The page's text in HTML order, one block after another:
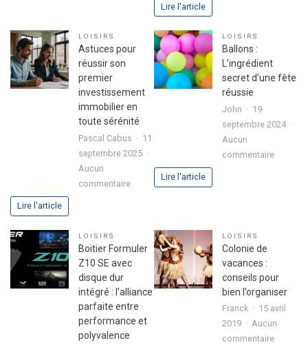
exprimer
passion
lettre
de
motivation
avec
chicken
Lire l'article
LOISIRS
Astuces pour
réussir son
premier
investissement
immobilier en
toute sérénité
Pascal Cabus
11
septembre 2025
Aucun
commentairesur
réussir
son
premier
investissement
immobilier
en
toute
Lire l'article
LOISIRS
Ballons :
L’ingrédient
secret d’une fête
réussie
John
19
septembre 2024
Aucun
commentairesur
Lire l'article
LOISIRS
Boitier Formuler
Z10 SE avec
disque dur
intégré : l’alliance
parfaite entre
performance et
polyvalence
LOISIRS
Colonie de
vacances :
conseils pour
bien l’organiser
Franck
15 avril
2019
Aucun
commentairesur